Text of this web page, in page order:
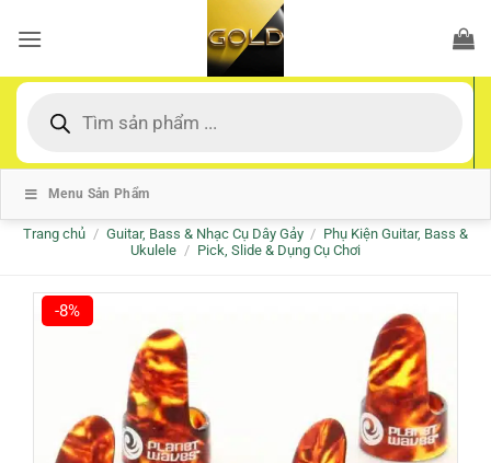
qua
dung
kiếm
Menu Sản Phẩm
Trang chủ / Guitar, Bass & Nhạc Cụ Dây Gảy / Phụ Kiện Guitar, Bass &
Ukulele / Pick, Slide & Dụng Cụ Chơi
-8%